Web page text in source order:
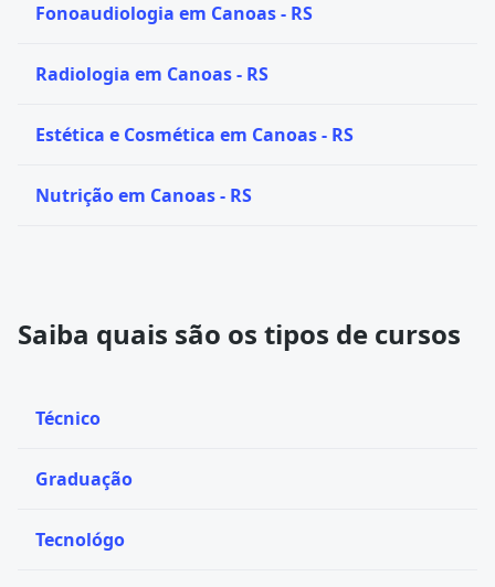
Fonoaudiologia em Canoas - RS
Radiologia em Canoas - RS
Estética e Cosmética em Canoas - RS
Nutrição em Canoas - RS
Saiba quais são os tipos de cursos
Técnico
Graduação
Tecnológo